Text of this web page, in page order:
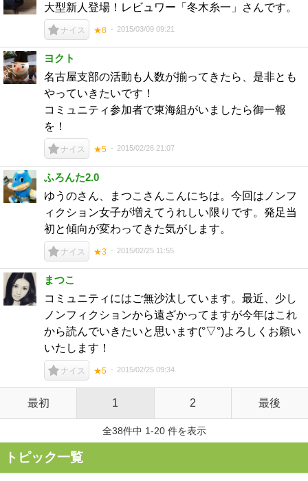
大型新人登場！レビュワー「冬木糸一」さんです。
ナイス ★8 2015/03/09 09:21
ヨクト
名古屋支部の活動も人数が揃ってきたら、是非とも
やっていきたいです！
コミュニティ参加者で東海組がいましたら御一報
を！
ナイス ★5 2015/02/26 21:07
ふろんた2.0
ゆうのさん、まつこさんこんにちは。今回はノンフ
ィクション女子が増えてうれしい限りです。発足当
初と傾向が変わってきた気がします。
ナイス ★3 2015/02/25 11:55
まつこ
コミュニティにはご無沙汰しています。最近、少し
ノンフィクションから遠ざかってますが今年はこれ
から読んでいきたいと思います(°▽°)よろしくお願い
いたします！
ナイス ★5 2015/02/25 09:34
最初 1 2 最後
全38件中 1-20 件を表示
トピック一覧